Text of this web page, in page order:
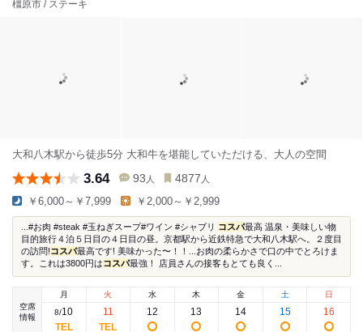
橿原市 / ステーキ
大和八木駅から徒歩5分 大和牛を堪能していただける、大人の空間
3.64 93 人 4877 人
￥6,000～￥7,999 ￥2,000～￥2,999
...#お肉 #steak #玉ねぎスープ#ワイン #シャブリ コスパ最高 温泉・美味しい物
目的旅行４泊５日目の４日目の昼。京都駅から近鉄特急で大和八木駅へ。２度目
の訪問!コスパ最高です! 美味かった〜！！...お肉の柔らかさで口の中でとろけま
す。これは3800円はコスパ最強！ 店員さんの接客もとても良く...
空席
情報
月
8/10
火
11
水
12
木
13
金
14
土
15
日
16